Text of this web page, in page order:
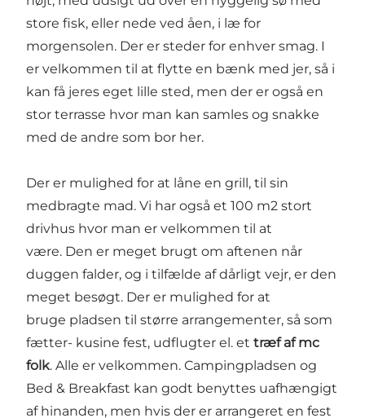
store fisk, eller nede ved åen, i læ for
morgensolen. Der er steder for enhver smag. I
er velkommen til at flytte en bænk med jer, så i
kan få jeres eget lille sted, men der er også en
stor terrasse hvor man kan samles og snakke
med de andre som bor her.
Der er mulighed for at låne en grill, til sin
medbragte mad. Vi har også et 100 m2 stort
drivhus hvor man er velkommen til at
være. Den er meget brugt om aftenen når
duggen falder, og i tilfælde af dårligt vejr, er den
meget besøgt. Der er mulighed for at
bruge pladsen til større arrangementer, så som
fætter- kusine fest, udflugter el. et træf af mc
folk. Alle er velkommen. Campingpladsen og
Bed & Breakfast kan godt benyttes uafhængigt
af hinanden, men hvis der er arrangeret en fest